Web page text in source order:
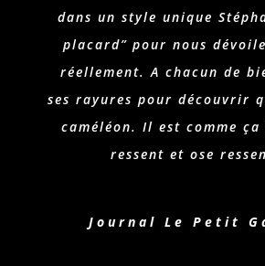
dans un style unique
placard” pour nous
réellement. A chacun de
ses rayures pour découvrir
caméléon. Il est comme
ressent et ose
Journal Le Petit